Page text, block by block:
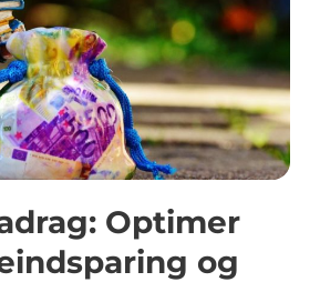
Optimer
og